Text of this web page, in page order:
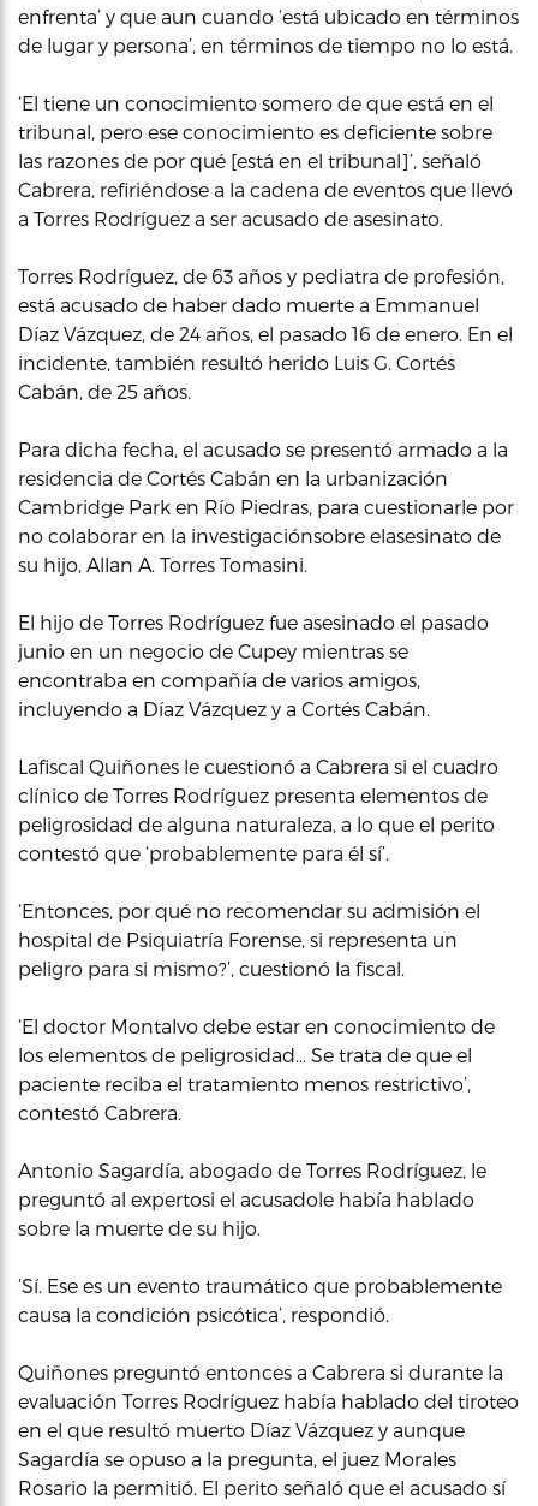
enfrenta’ y que aun cuando ‘está ubicado en términos
de lugar y persona’, en términos de tiempo no lo está.
‘El tiene un conocimiento somero de que está en el
tribunal, pero ese conocimiento es deficiente sobre
las razones de por qué [está en el tribunal]’, señaló
Cabrera, refiriéndose a la cadena de eventos que llevó
a Torres Rodríguez a ser acusado de asesinato.
Torres Rodríguez, de 63 años y pediatra de profesión,
está acusado de haber dado muerte a Emmanuel
Díaz Vázquez, de 24 años, el pasado 16 de enero. En el
incidente, también resultó herido Luis G. Cortés
Cabán, de 25 años.
Para dicha fecha, el acusado se presentó armado a la
residencia de Cortés Cabán en la urbanización
Cambridge Park en Río Piedras, para cuestionarle por
no colaborar en la investigaciónsobre elasesinato de
su hijo, Allan A. Torres Tomasini.
El hijo de Torres Rodríguez fue asesinado el pasado
junio en un negocio de Cupey mientras se
encontraba en compañía de varios amigos,
incluyendo a Díaz Vázquez y a Cortés Cabán.
Lafiscal Quiñones le cuestionó a Cabrera si el cuadro
clínico de Torres Rodríguez presenta elementos de
peligrosidad de alguna naturaleza, a lo que el perito
contestó que ‘probablemente para él sí’.
‘Entonces, por qué no recomendar su admisión el
hospital de Psiquiatría Forense, si representa un
peligro para si mismo?’, cuestionó la fiscal.
‘El doctor Montalvo debe estar en conocimiento de
los elementos de peligrosidad… Se trata de que el
paciente reciba el tratamiento menos restrictivo’,
contestó Cabrera.
Antonio Sagardía, abogado de Torres Rodríguez, le
preguntó al expertosi el acusadole había hablado
sobre la muerte de su hijo.
‘Sí. Ese es un evento traumático que probablemente
causa la condición psicótica’, respondió.
Quiñones preguntó entonces a Cabrera si durante la
evaluación Torres Rodríguez había hablado del tiroteo
en el que resultó muerto Díaz Vázquez y aunque
Sagardía se opuso a la pregunta, el juez Morales
Rosario la permitió. El perito señaló que el acusado sí